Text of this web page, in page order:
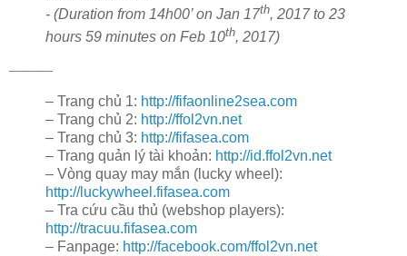
- (Duration from 14h00’ on Jan 17th, 2017 to 23
hours 59 minutes on Feb 10th, 2017)
———
– Trang chủ 1: http://fifaonline2sea.com
– Trang chủ 2: http://ffol2vn.net
– Trang chủ 3: http://fifasea.com
– Trang quản lý tài khoản: http://id.ffol2vn.net
– Vòng quay may mắn (lucky wheel):
http://luckywheel.fifasea.com
– Tra cứu cầu thủ (webshop players):
http://tracuu.fifasea.com
– Fanpage: http://facebook.com/ffol2vn.net